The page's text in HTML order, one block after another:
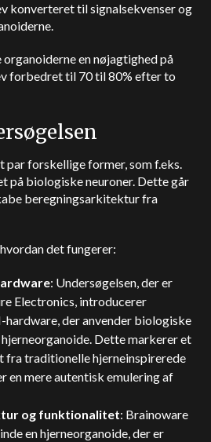
konverteret til signalsekvenser og
en nøjagtighed på
forbedret til 70 til 80% efter to
par forskellige former, som f.eks.
på biologiske neuroner. Dette går
beregningsarkitektur fra
det fungerer:
: Undersøgelsen, der er
Electronics, introducerer
hardware, der anvender biologiske
Dette markerer et
traditionelle hjerneinspirerede
en mere autentisk emulering af
og funktionalitet: Brainoware
en hjerneorganoide, der er